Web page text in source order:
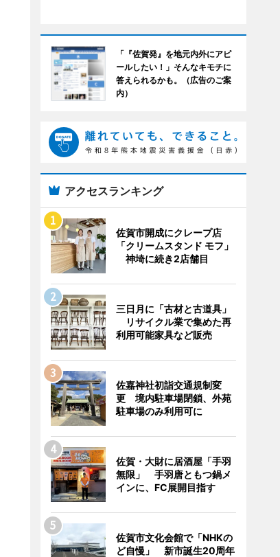
「『佐賀発』を地元内外にアピ
ールしたい！」そんなキモチに
答えられるかも。（広告のご案
内）
アクセスランキング
佐賀市開成にクレープ店
「クリームスタンド モフ」
神埼に続き2店舗目
三日月に「古材と古道具」
リサイクル業で集めた再
利用可能家具など販売
佐嘉神社初詣交通規制変
更 境内駐車場閉鎖、外苑
駐車場のみ利用可に
佐賀・大財に居酒屋「手羽
無限」 手羽唐ともつ鍋メ
インに、FC展開目指す
佐賀市文化会館で「NHKの
ど自慢」 新市誕生20周年